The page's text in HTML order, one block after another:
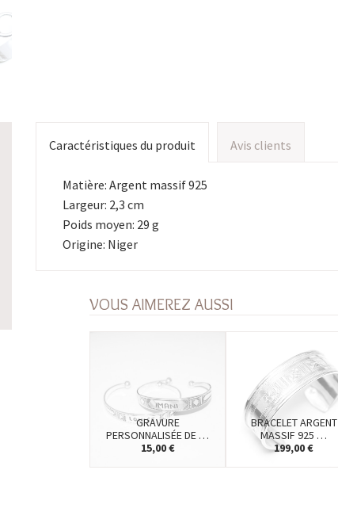
Caractéristiques du produit Avis clients
Matière: Argent massif 925
Largeur: 2,3 cm
Poids moyen: 29 g
Origine: Niger
VOUS AIMEREZ AUSSI
GRAVURE
PERSONNALISÉE DE …
15,00 €
BRACELET ARGENT
MASSIF 925 …
199,00 €